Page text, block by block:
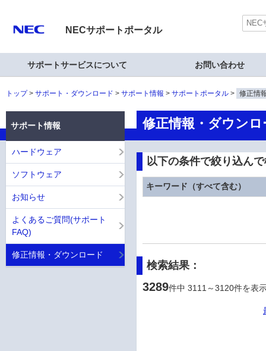
NECサポートポータル
サポートサービスについて お問い合わせ
トップ サポート・ダウンロード サポート情報 サポートポータル 修正情
修正情報・ダウンロ
以下の条件で絞り込ん
キーワード（すべて含む）
検索結果：
3289件中 3111～3120件を表
サポート情報
ハードウェア
ソフトウェア
お知らせ
よくあるご質問(サポート
FAQ)
修正情報・ダウンロード